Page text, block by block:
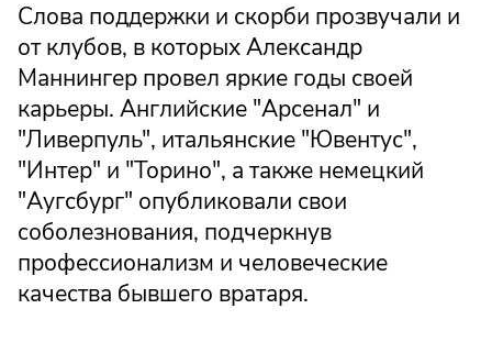
Слова поддержки и скорби прозвучали и
от клубов, в которых Александр
Маннингер провел яркие годы своей
карьеры. Английские "Арсенал" и
"Ливерпуль", итальянские "Ювентус",
"Интер" и "Торино", а также немецкий
"Аугсбург" опубликовали свои
соболезнования, подчеркнув
профессионализм и человеческие
качества бывшего вратаря.